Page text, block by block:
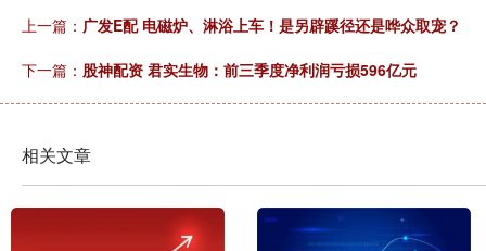
上一篇： 广发E配 电磁炉、淋浴上车！是另辟蹊径还是哗众取宠？
下一篇： 股神配资 君实生物：前三季度净利润亏损596亿元
相关文章